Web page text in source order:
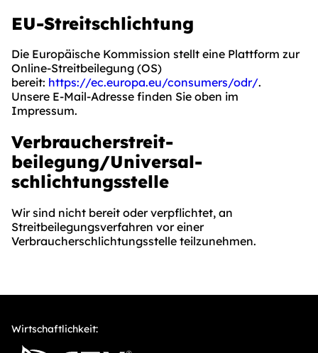
EU-Streitschlichtung
Die Europäische Kommission stellt eine Plattform zur
Online-Streitbeilegung (OS)
bereit: https://ec.europa.eu/consumers/odr/.
Unsere E-Mail-Adresse finden Sie oben im
Impressum.
Verbraucher­streit­
beilegung/Universal­
schlichtungs­stelle
Wir sind nicht bereit oder verpflichtet, an
Streitbeilegungsverfahren vor einer
Verbraucherschlichtungsstelle teilzunehmen.
Wirtschaftlichkeit: